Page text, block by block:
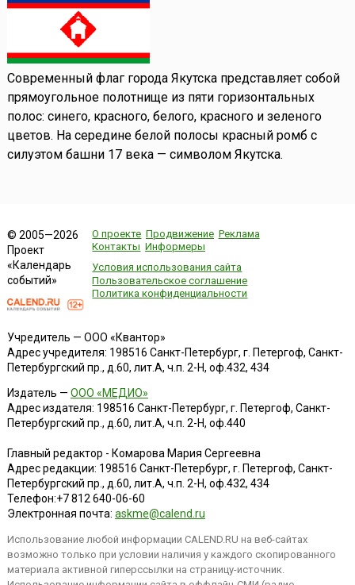
Современный флаг города Якутска представляет собой
прямоугольное полотнище из пяти горизонтальных
полос: синего, красного, белого, красного и зеленого
цветов. На середине белой полосы красный ромб с
силуэтом башни 17 века — символом Якутска.
© 2005—2026
Проект
«Календарь
событий»
О проекте Продвижение Реклама
Контакты Информеры
Условия использования сайта
Пользовательское соглашение
Политика конфиденциальности
Учредитель — ООО «Квантор»
Адрес учредителя: 198516 Санкт-Петербург, г. Петергоф, Санкт-
Петербургский пр., д.60, лит.А, ч.п. 2-Н, оф.432, 434
Издатель — ООО «МЕДИО»
Адрес издателя: 198516 Санкт-Петербург, г. Петергоф, Санкт-
Петербургский пр., д.60, лит.А, ч.п. 2-Н, оф.440
Главный редактор - Комарова Мария Сергеевна
Адрес редакции: 198516 Санкт-Петербург, г. Петергоф, Санкт-
Петербургский пр., д.60, лит.А, ч.п. 2-Н, оф.432, 434
Телефон:+7 812 640-06-60
Электронная почта: askme@calend.ru
Использование любой информации CALEND.RU на веб-сайтах
возможно только при условии наличия у каждого скопированного
материала активной гиперссылки на страницу-источник.